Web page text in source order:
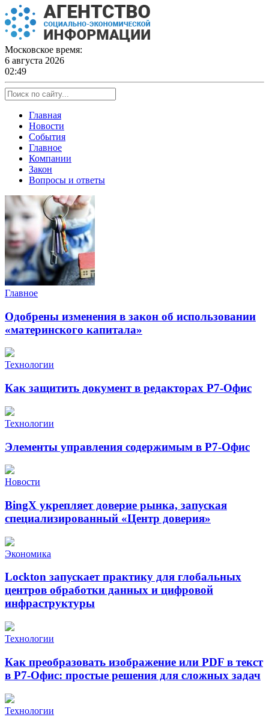
Skip
to
content
Московское время:
6 августа 2026
02:49
Главная
Новости
События
Главное
Компании
Закон
Вопросы и ответы
Главное
Одобрены изменения в закон об использовании
«материнского капитала»
Технологии
Как защитить документ в редакторах Р7-Офис
Технологии
Элементы управления содержимым в Р7-Офис
Новости
BingX укрепляет доверие рынка, запуская
специализированный «Центр доверия»
Экономика
Lockton запускает практику для глобальных
центров обработки данных и цифровой
инфраструктуры
Технологии
Как преобразовать изображение или PDF в текст
в Р7-Офис: простые решения для сложных задач
Технологии